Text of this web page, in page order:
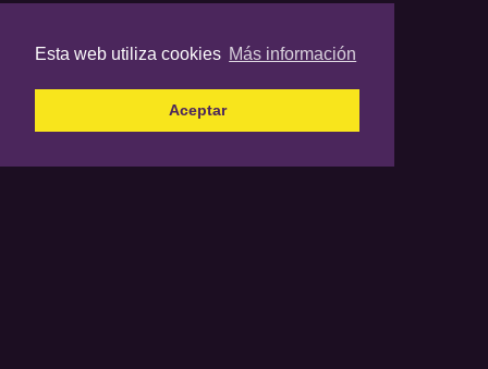
Esta web utiliza cookies Más información
Aceptar